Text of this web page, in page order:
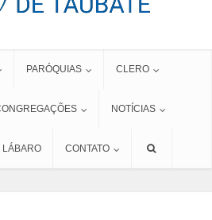
PARÓQUIAS CLERO
NOTÍCIAS
LÁBARO CONTATO